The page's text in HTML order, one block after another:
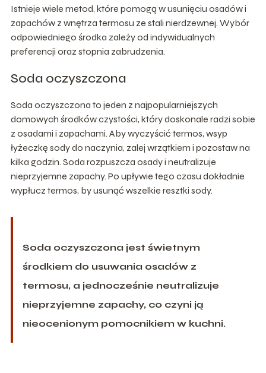
Istnieje wiele metod, które pomogą w usunięciu osadów i
zapachów z wnętrza termosu ze stali nierdzewnej. Wybór
odpowiedniego środka zależy od indywidualnych
preferencji oraz stopnia zabrudzenia.
Soda oczyszczona
Soda oczyszczona to jeden z najpopularniejszych
domowych środków czystości, który doskonale radzi sobie
z osadami i zapachami. Aby wyczyścić termos, wsyp
łyżeczkę sody do naczynia, zalej wrzątkiem i pozostaw na
kilka godzin. Soda rozpuszcza osady i neutralizuje
nieprzyjemne zapachy. Po upływie tego czasu dokładnie
wypłucz termos, by usunąć wszelkie resztki sody.
Soda oczyszczona jest świetnym
środkiem do usuwania osadów z
termosu, a jednocześnie neutralizuje
nieprzyjemne zapachy, co czyni ją
nieocenionym pomocnikiem w kuchni.